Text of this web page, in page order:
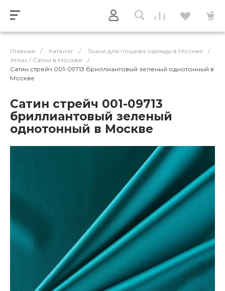
Главная / Каталог / Ткани для пошива одежды в Москве
/
Атлас / Cатин в Москве
/
Сатин стрейч 001-09713 бриллиантовый зеленый однотонный в
Москве
Сатин стрейч 001-09713
бриллиантовый зеленый
однотонный в Москве